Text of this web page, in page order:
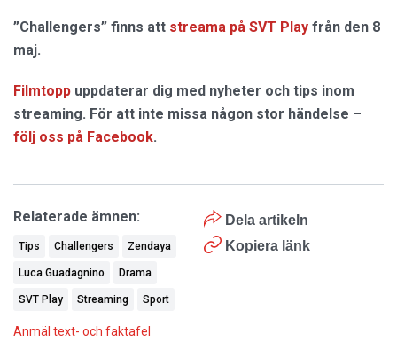
”Challengers” finns att streama på SVT Play från den 8
maj.
Filmtopp uppdaterar dig med nyheter och tips inom
streaming. För att inte missa någon stor händelse –
följ oss på Facebook.
Dela artikeln
Kopiera länk
Relaterade ämnen:
Tips Challengers Zendaya
Luca Guadagnino Drama
SVT Play Streaming Sport
Anmäl text- och faktafel